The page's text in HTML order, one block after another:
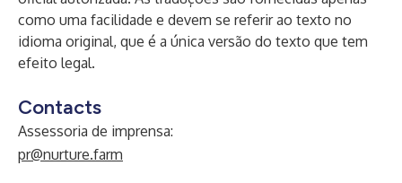
como uma facilidade e devem se referir ao texto no
idioma original, que é a única versão do texto que tem
efeito legal.
Contacts
Assessoria de imprensa:
pr@nurture.farm